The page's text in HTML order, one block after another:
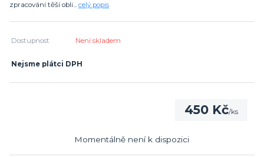
zpracování těší obli... celý popis
Dostupnost Není skladem
Nejsme plátci DPH
450 Kč/ks
Momentálně není k dispozici